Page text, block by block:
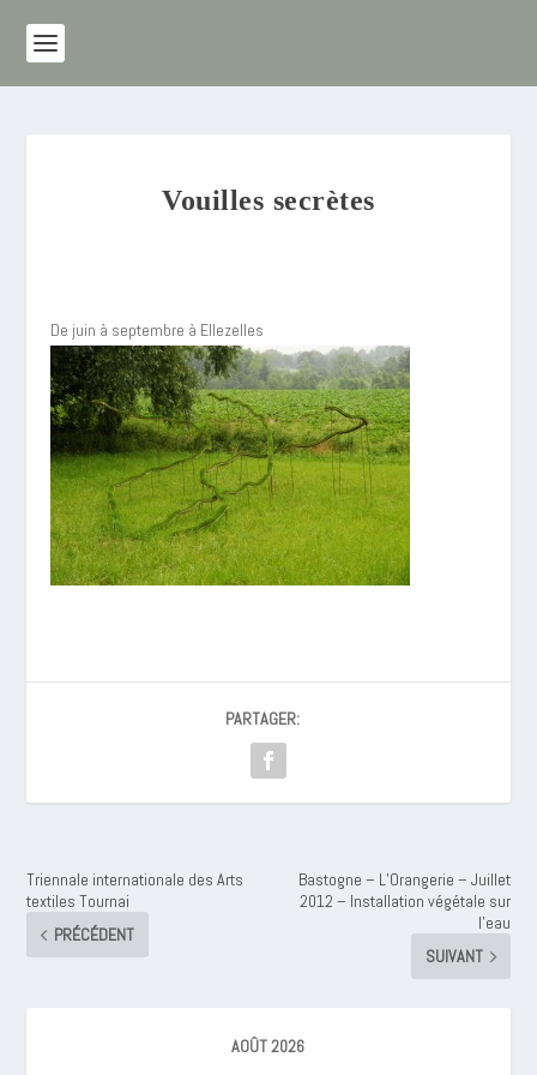
Vouilles secrètes
De juin à septembre à Ellezelles
PARTAGER:
Triennale internationale des Arts
textiles Tournai
PRÉCÉDENT
Bastogne – L’Orangerie – Juillet
2012 – Installation végétale sur
l’eau
SUIVANT
AOÛT 2026